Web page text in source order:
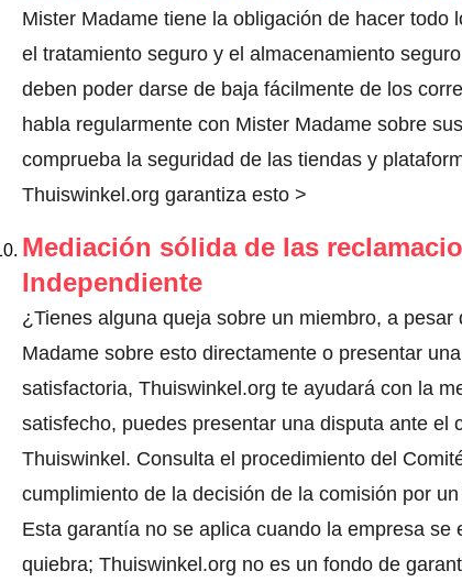
Mister Madame tiene la obligación de hacer
el tratamiento seguro y el almacenamiento
deben poder darse de baja fácilmente de los
habla regularmente con Mister Madame sobre
comprueba la seguridad de las tiendas y
Thuiswinkel.org garantiza esto >
Mediación sólida de las
Independiente
¿Tienes alguna queja sobre un miembro, a
Madame sobre esto directamente o presentar
satisfactoria, Thuiswinkel.org te ayudará con la
satisfecho, puedes presentar una disputa ante el
Thuiswinkel. Consulta el procedimiento del
cumplimiento de la decisión de la comisión por
Esta garantía no se aplica cuando la empresa
quiebra; Thuiswinkel.org no es un fondo de